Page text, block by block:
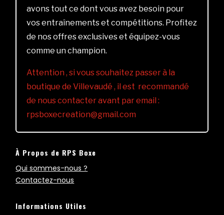
avons tout ce dont vous avez besoin pour
vos entraînements et compétitions. Profitez
de nos offres exclusives et équipez-vous
comme un champion.
Attention , si vous souhaitez passer à la
boutique de Villevaudé , il est recommandé
de nous contacter avant par email :
rpsboxecreation@gmail.com
À Propos de RPS Boxe
Qui sommes-nous ?
Contactez-nous
Informations Utiles